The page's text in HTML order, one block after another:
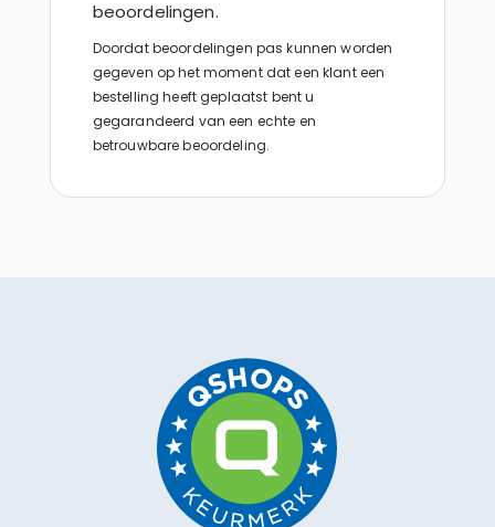
beoordelingen.
Doordat beoordelingen pas kunnen worden
gegeven op het moment dat een klant een
bestelling heeft geplaatst bent u
gegarandeerd van een echte en
betrouwbare beoordeling.